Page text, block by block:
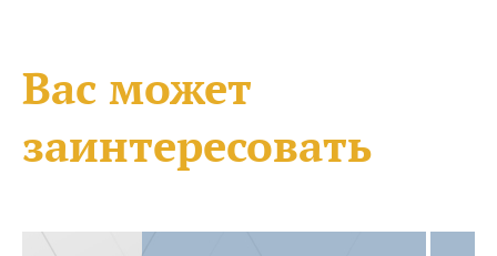
Вас может
заинтересовать